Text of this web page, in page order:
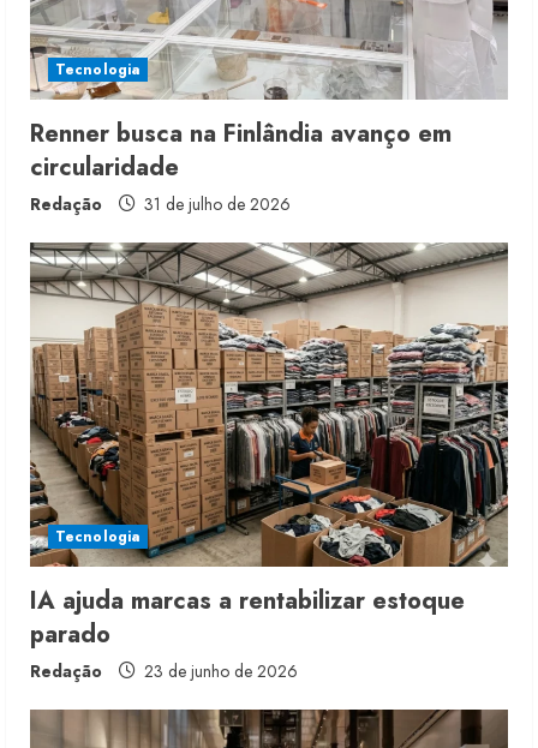
i
n
g
Tecnologia
Renner busca na Finlândia avanço em
circularidade
Redação 31 de julho de 2026
Tecnologia
IA ajuda marcas a rentabilizar estoque
parado
Redação 23 de junho de 2026